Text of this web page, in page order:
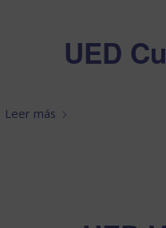
UED
Leer más